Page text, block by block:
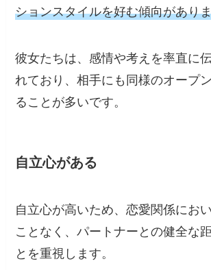
ションスタイルを好む傾向があり
彼女たちは、感情や考えを率直に
れており、相手にも同様のオープ
ることが多いです。
自立心がある
自立心が高いため、恋愛関係にお
ことなく、パートナーとの健全な
とを重視します。